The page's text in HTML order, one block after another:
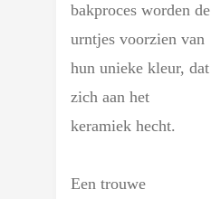
bakproces worden de
urntjes voorzien van
hun unieke kleur, dat
zich aan het
keramiek hecht.
Een trouwe